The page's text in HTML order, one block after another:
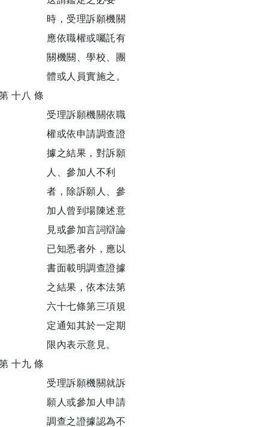
時，受理訴願機關
應依職權或囑託有
關機關、學校、團
體或人員實施之。
十八 條
受理訴願機關依職
權或依申請調查證
據之結果，對訴願
人、參加人不利
者，除訴願人、參
加人曾到場陳述意
見或參加言詞辯論
已知悉者外，應以
書面載明調查證據
之結果，依本法第
六十七條第三項規
定通知其於一定期
限內表示意見。
十九 條
受理訴願機關就訴
願人或參加人申請
調查之證據認為不